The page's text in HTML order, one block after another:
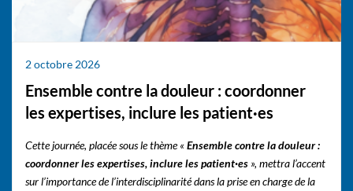
2 octobre 2026
Ensemble contre la douleur : coordonner
les expertises, inclure les patient·es
Cette journée, placée sous le thème «Ensemble contre la douleur :
coordonner les expertises, inclure les patient·es », mettra l’accent
sur l’importance de l’interdisciplinarité dans la prise en charge de la